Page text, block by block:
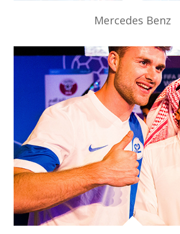
Mercedes Benz